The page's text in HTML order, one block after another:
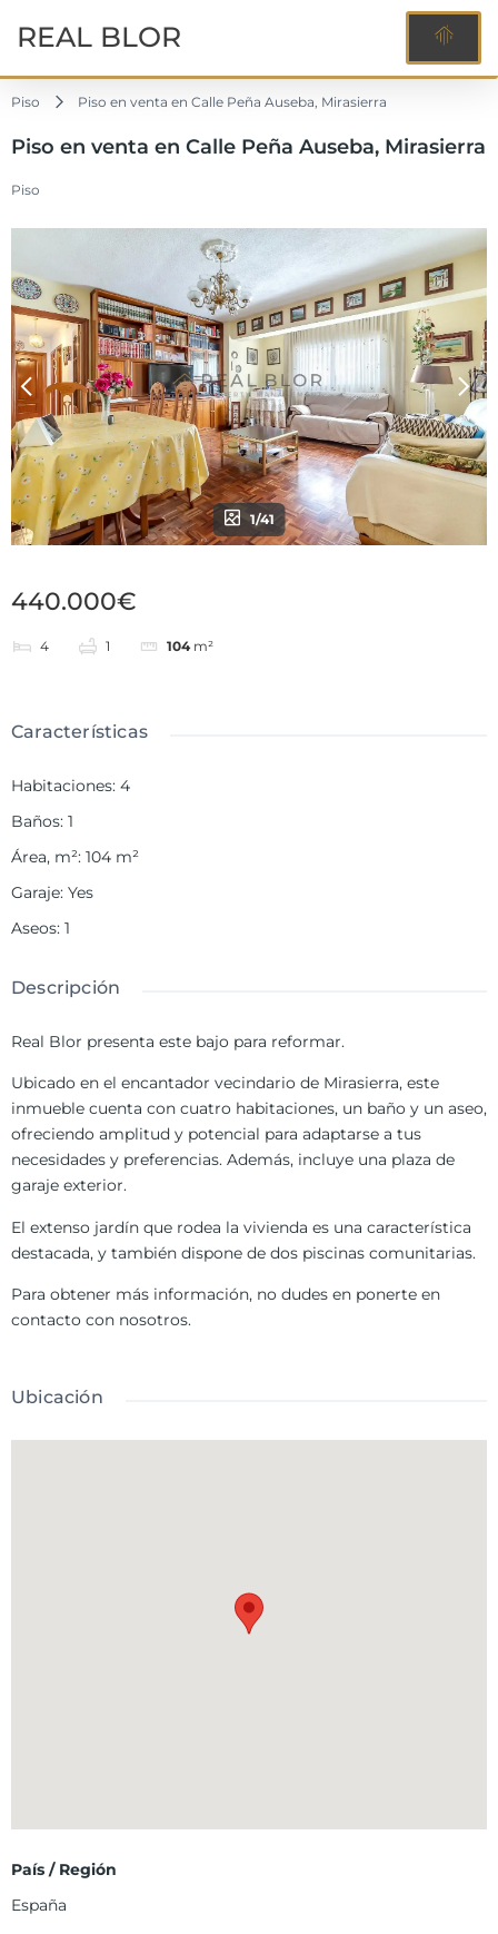
REAL BLOR
Piso Piso en venta en Calle Peña Auseba, Mirasierra
Piso en venta en Calle Peña Auseba, Mirasierra
Piso
1/41
440.000€
4 1 104 m²
Características
Habitaciones: 4
Baños: 1
Área, m²: 104 m²
Garaje: Yes
Aseos: 1
Descripción
Real Blor presenta este bajo para reformar.
Ubicado en el encantador vecindario de Mirasierra, este
inmueble cuenta con cuatro habitaciones, un baño y un aseo,
ofreciendo amplitud y potencial para adaptarse a tus
necesidades y preferencias. Además, incluye una plaza de
garaje exterior.
El extenso jardín que rodea la vivienda es una característica
destacada, y también dispone de dos piscinas comunitarias.
Para obtener más información, no dudes en ponerte en
contacto con nosotros.
Ubicación
País / Región
España